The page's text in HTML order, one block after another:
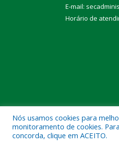
E-mail:
Horário de
Nós usamos cookies para
monitoramento de cookies.
concorda, clique em ACEITO.